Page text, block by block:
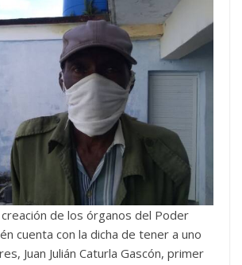
de los órganos del Poder
cuenta con la dicha de tener a uno
Juan Julián Caturla Gascón, primer